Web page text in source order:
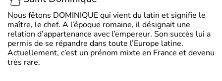
Nous fêtons DOMINIQUE qui vient du latin et signifie le
maître, le chef. A l’époque romaine, il désignait une
relation d’appartenance avec l’empereur. Son succès lui a
permis de se répandre dans toute l’Europe latine.
Actuellement, c’est un prénom mixte en France et devenu
très rare.